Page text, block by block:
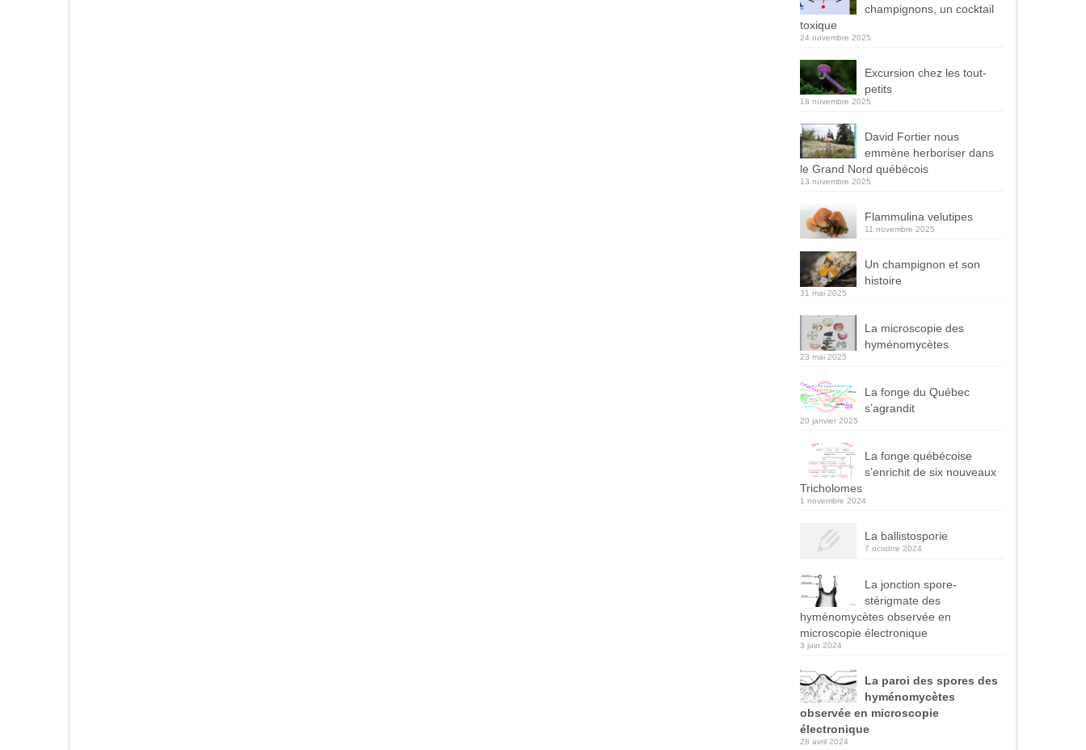
champignons, un cocktail
toxique
24 novembre 2025
Excursion chez les tout-
petits
18 novembre 2025
David Fortier nous
emmène herboriser dans
le Grand Nord québécois
13 novembre 2025
Flammulina velutipes
11 novembre 2025
Un champignon et son
histoire
31 mai 2025
La microscopie des
hyménomycètes
23 mai 2025
La fonge du Québec
s’agrandit
20 janvier 2025
La fonge québécoise
s’enrichit de six nouveaux
Tricholomes
1 novembre 2024
La ballistosporie
7 octobre 2024
La jonction spore-
stérigmate des
hyménomycètes observée en
microscopie électronique
3 juin 2024
La paroi des spores des
hyménomycètes
observée en microscopie
électronique
28 avril 2024